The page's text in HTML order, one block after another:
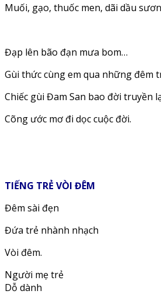
Muối, gạo, thuốc men, dãi dầu
Đạp lên bão đạn mưa bom…
Gùi thức cùng em qua những đêm
Chiếc gùi Đam San bao đời truyền
Cõng ước mơ đi dọc cuộc đời.
TIẾNG TRẺ VÒI ĐÊM
Đêm sài đẹn
Đứa trẻ nhành nhạch
Vòi đêm.
Người mẹ trẻ
Dỗ dành